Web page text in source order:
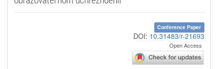
Conference Paper
DOI: 10.31483/r-21693
Open Access